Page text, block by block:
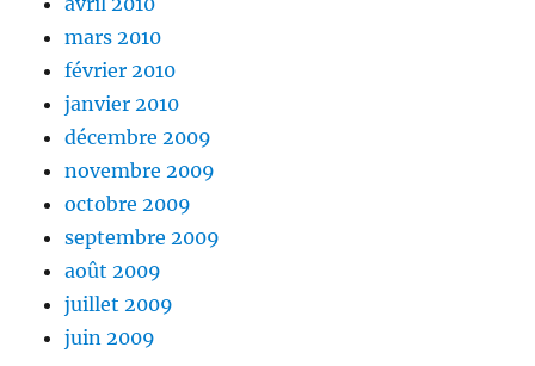
mars 2010
février 2010
janvier 2010
décembre 2009
novembre 2009
octobre 2009
septembre 2009
août 2009
juillet 2009
juin 2009